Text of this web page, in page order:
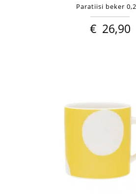
Paratiisi beker
€ 26,90